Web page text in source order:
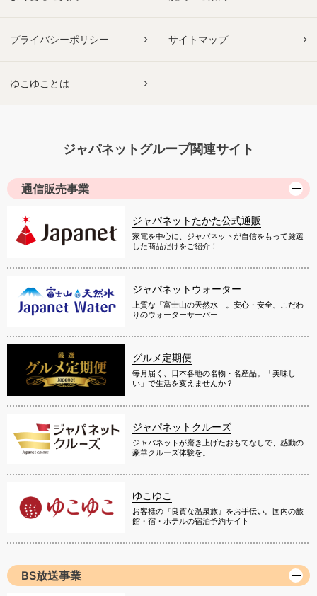
プライバシーポリシー サイトマップ
ゆこゆことは
ジャパネットグループ関連サイト
通信販売事業
ジャパネットたかた公式通販
家電を中心に、ジャパネットが自信をもって厳選
した商品だけをご紹介！
ジャパネットウォーター
上質な「富士山の天然水」。安心・安全、こだわ
りのウォーターサーバー
グルメ定期便
毎月届く、日本各地の名物・名産品。「美味し
い」で生活を変えませんか？
ジャパネットクルーズ
ジャパネットが磨き上げたおもてなしで、感動の
豪華クルーズ体験を。
ゆこゆこ
お客様の『良質な温泉旅』をお手伝い。国内の旅
館・宿・ホテルの宿泊予約サイト
BS放送事業